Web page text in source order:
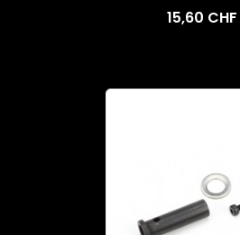
15,60 CHF